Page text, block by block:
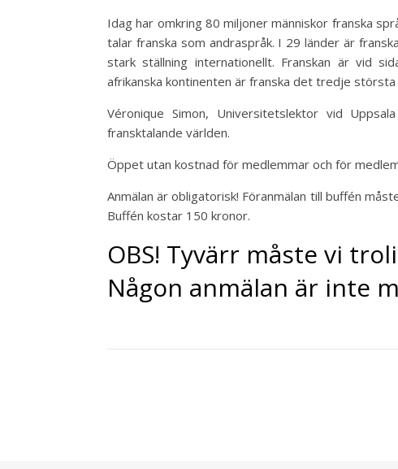
Idag har omkring 80 miljoner människor franska
talar franska som andraspråk. I 29 länder är
stark ställning internationellt. Franskan är vid
afrikanska kontinenten är franska det tredje
Véronique Simon, Universitetslektor vid
fransktalande världen.
Öppet utan kostnad för medlemmar och för
Anmälan är obligatorisk! Föranmälan till buffén
Buffén kostar 150 kronor.
OBS! Tyvärr måste vi
Någon anmälan är inte